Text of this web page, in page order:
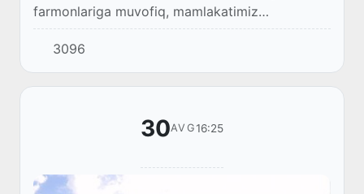
farmonlariga muvofiq, mamlakatimiz
mustaqilligining 30 yilligi munosabati bilan
ko‘plab vatandoshlarimiz faxriy unvonlar, orden
va medallar...
3096
30AVG16:25